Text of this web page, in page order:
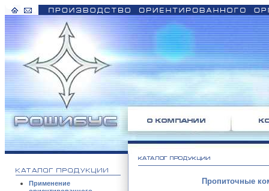
Применение Пропиточные